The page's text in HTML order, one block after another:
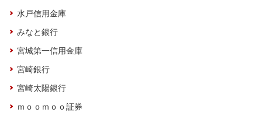
水戸信用金庫
みなと銀行
宮城第一信用金庫
宮崎銀行
宮崎太陽銀行
ｍｏｏｍｏｏ証券